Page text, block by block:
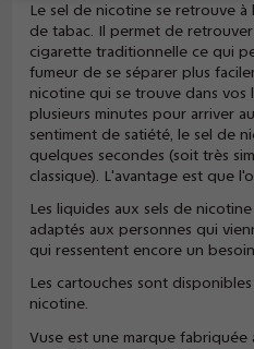
Le sel de nicotine se retrouve à
de tabac. Il permet de
cigarette traditionnelle ce qui
fumeur de se séparer plus
nicotine qui se trouve dans vos
plusieurs minutes pour arriver
sentiment de satiété, le sel de
quelques secondes (soit très
classique). L'avantage est que
Les liquides aux sels de
adaptés aux personnes qui
qui ressentent encore un
Les cartouches sont
nicotine.
Vuse est une marque